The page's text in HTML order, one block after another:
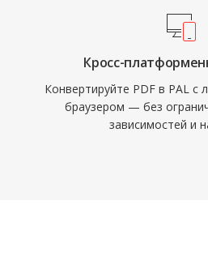
Кросс-
Конвертируйте PDF в PAL с
браузером — без
зависимостей и